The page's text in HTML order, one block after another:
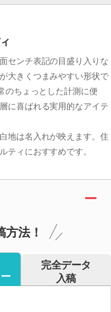
センチ表記の目盛り入りな
大きくつまみやすい形状で
のちょっとした計測に便
に喜ばれる実用的なアイテ
地は名入れが映えます。住
ティにおすすめです。
法！
完全データ
入稿